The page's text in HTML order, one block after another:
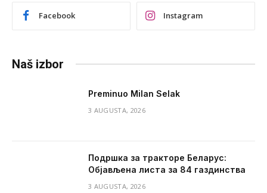
Facebook Instagram
Naš izbor
Preminuo Milan Selak
3 AUGUSTA, 2026
Подршка за тракторе Беларус:
Објављена листа за 84 газдинства
3 AUGUSTA, 2026